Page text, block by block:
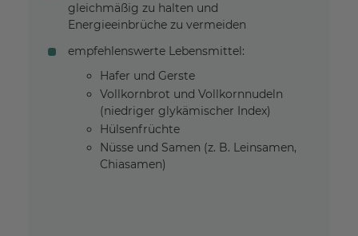
gleichmäßig zu halten und
Energieeinbrüche zu vermeiden
empfehlenswerte Lebensmittel:
Hafer und Gerste
Vollkornbrot und Vollkornnudeln
(niedriger glykämischer Index)
Hülsenfrüchte
Nüsse und Samen (z. B. Leinsamen,
Chiasamen)